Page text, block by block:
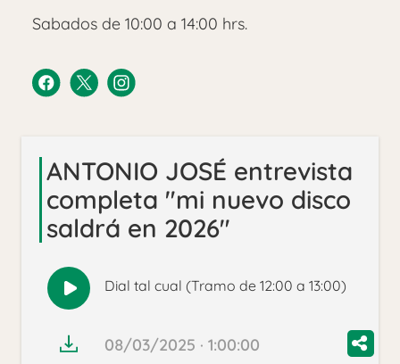
Sabados de 10:00 a 14:00 hrs.
ANTONIO JOSÉ entrevista
completa "mi nuevo disco
saldrá en 2026"
Reproducir
audio
Dial tal cual (Tramo de 12:00 a 13:00)
08/03/2025 · 1:00:00